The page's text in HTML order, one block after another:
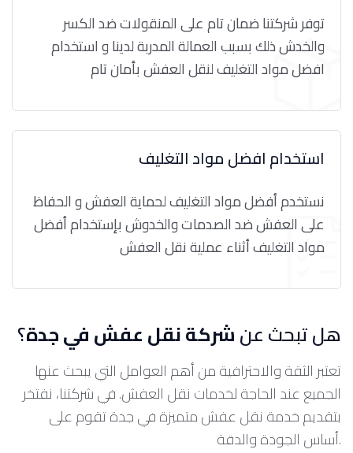
توفر شركتنا ضمان تام على المنقولات ضد الكسر
والخدش ذلك بسبب العمالة المدربة لدينا و استخدام
افضل مواد التغليف لنقل العفش بأمان تام
استخدام افضل مواد التغليف
نستخدم أفضل مواد التغليف لحماية العفش و الحفاظ
على العفش ضد الصدمات والخدوش بإستخدام أفضل
مواد التغليف أثناء عملية نقل العفش
هل تبحث عنشركة نقل عفش في جدة؟
تعتبر الثقة والاحترافية من أهم العوامل التي يبحث عنها
الجميع عند الحاجة لخدمات نقل العفش. في شركتنا، نفتخر
بتقديم خدمة نقل عفش متميزة في جدة تقوم على
أساس الجودة والدقة.